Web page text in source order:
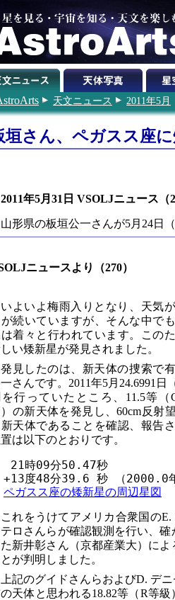
天文ニュース 2011年5月
垣さん、ペガスス座
2011年5月31日 VSOLJニュース（
山形県の板垣公一さんが5月24日
ニュースより（270）
いよいよ梅雨入りとなり、天気
が続いていますが、そんな中で
は着々と行われています。この
い矮新星が発見されました。
発見したのは、新天体の捜索で
さんです。2011年5月24.6991日
行っていたところ、11.5等（
の新天体を発見し、60cm反射
天体であることを確認、報告
は以下のとおりです。
21時09分50.47秒
度48分39.6 秒 （2000.0年
ペガスス座の矮新星の周辺星図
これをうけてアメリカ合衆国のE.
テロさんらが確認観測を行い、
た新井彰さん（京都産業大）に
が判明しました。
上記のグイドさんらおよびD. デ
天体と思われる18.82等（R等